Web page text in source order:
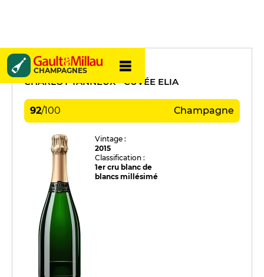
CHAMPAGNES
Charlot-Tanneux
CHARLOT-TANNEUX - CUVÉE ELIA
92/100 Champagne
Vintage :
2015
Classification :
1er cru blanc de
blancs millésimé